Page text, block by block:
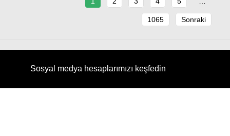
1065 Sonraki
Sosyal medya hesaplarımızı keşfedin